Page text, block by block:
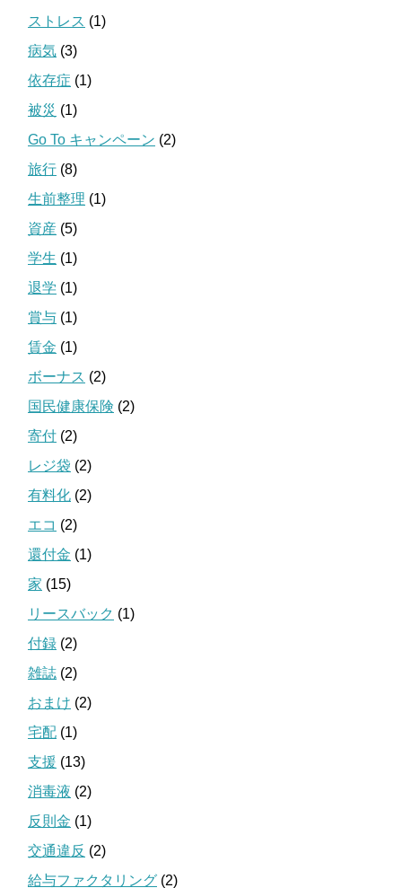
ストレス (1)
病気 (3)
依存症 (1)
被災 (1)
Go To キャンペーン (2)
旅行 (8)
生前整理 (1)
資産 (5)
学生 (1)
退学 (1)
賞与 (1)
賃金 (1)
ボーナス (2)
国民健康保険 (2)
寄付 (2)
レジ袋 (2)
有料化 (2)
エコ (2)
還付金 (1)
家 (15)
リースバック (1)
付録 (2)
雑誌 (2)
おまけ (2)
宅配 (1)
支援 (13)
消毒液 (2)
反則金 (1)
交通違反 (2)
給与ファクタリング (2)